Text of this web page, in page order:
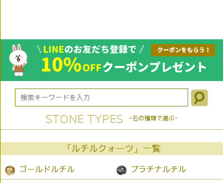
STONE TYPES -石の種類で選ぶ-
「ルチルクォーツ」一覧
ゴールドルチル プラチナルチル